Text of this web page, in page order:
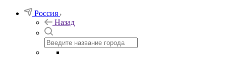
Россия
Назад